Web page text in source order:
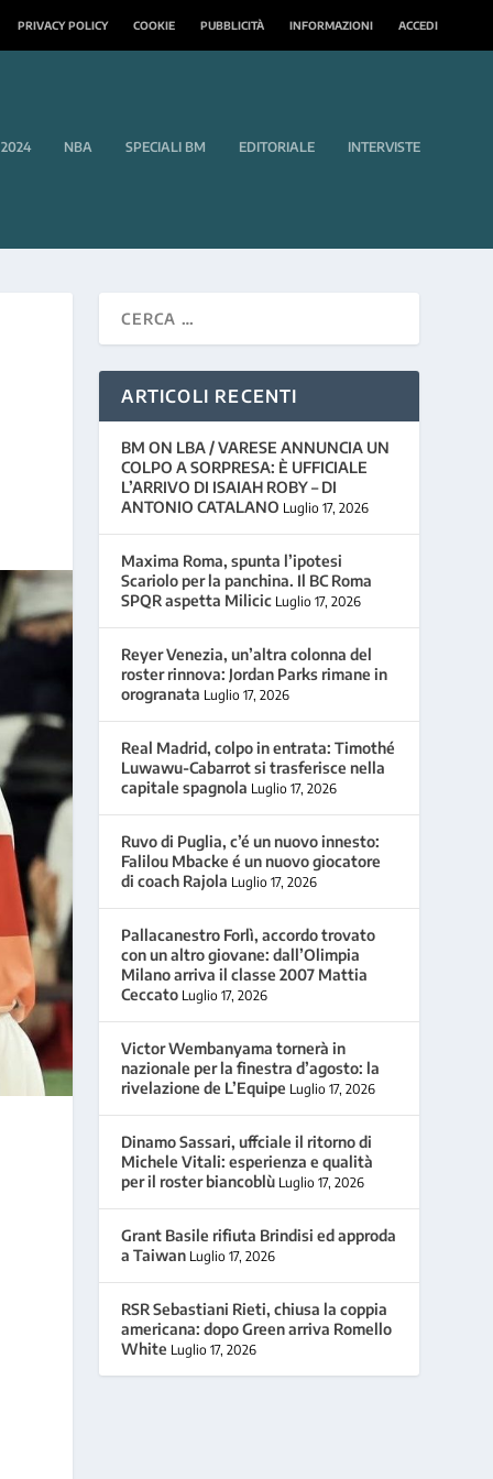
PRIVACY POLICY COOKIE PUBBLICITÀ INFORMAZIONI ACCEDI
NBA SPECIALI BM EDITORIALE INTERVISTE
ARTICOLI RECENTI
BM ON LBA / VARESE ANNUNCIA UN
COLPO A SORPRESA: È UFFICIALE
L’ARRIVO DI ISAIAH ROBY – DI
ANTONIO CATALANO Luglio 17, 2026
Maxima Roma, spunta l’ipotesi
Scariolo per la panchina. Il BC Roma
SPQR aspetta Milicic Luglio 17, 2026
Reyer Venezia, un’altra colonna del
roster rinnova: Jordan Parks rimane in
orogranata Luglio 17, 2026
Real Madrid, colpo in entrata: Timothé
Luwawu-Cabarrot si trasferisce nella
capitale spagnola Luglio 17, 2026
Ruvo di Puglia, c’é un nuovo innesto:
Falilou Mbacke é un nuovo giocatore
di coach Rajola Luglio 17, 2026
Pallacanestro Forlì, accordo trovato
con un altro giovane: dall’Olimpia
Milano arriva il classe 2007 Mattia
Ceccato Luglio 17, 2026
Victor Wembanyama tornerà in
nazionale per la finestra d’agosto: la
rivelazione de L’Equipe Luglio 17, 2026
Dinamo Sassari, uffciale il ritorno di
Michele Vitali: esperienza e qualità
per il roster biancoblù Luglio 17, 2026
Grant Basile rifiuta Brindisi ed approda
a Taiwan Luglio 17, 2026
RSR Sebastiani Rieti, chiusa la coppia
americana: dopo Green arriva Romello
White Luglio 17, 2026